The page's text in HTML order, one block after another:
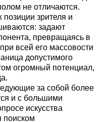
не отличаются.
зрителя и
задают
превращаясь в
всей его массовости
допустимого
огромный потенциал,
за собой более
и с большими
искусства
поиском